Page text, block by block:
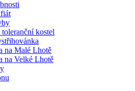
kostel
na Malé Lhotě
na Velké Lhotě